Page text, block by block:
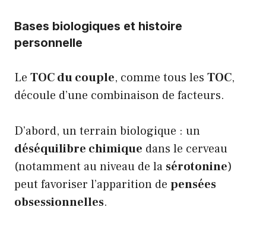
Bases biologiques et histoire
personnelle
Le TOC du couple, comme tous les TOC,
découle d’une combinaison de facteurs.
D’abord, un terrain biologique : un
déséquilibre chimique dans le cerveau
(notamment au niveau de la sérotonine)
peut favoriser l’apparition de pensées
obsessionnelles.